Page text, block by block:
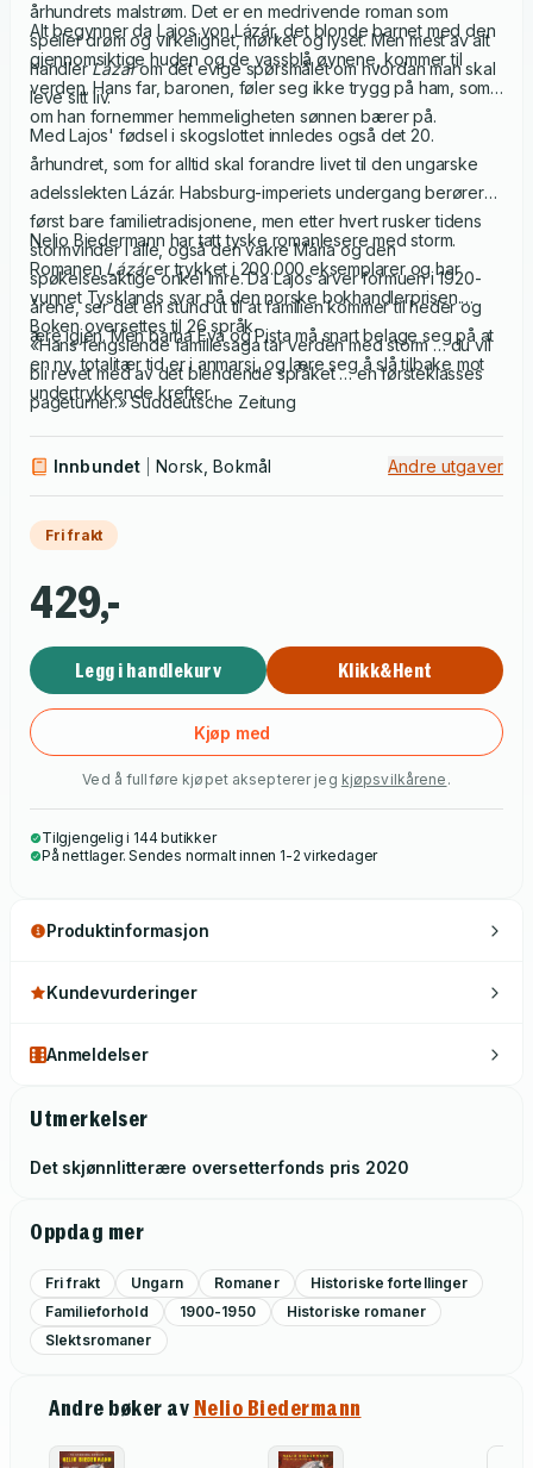
århundrets malstrøm. Det er en medrivende roman som
speiler drøm og virkelighet, mørket og lyset. Men mest av alt
handlerLázárom det evige spørsmålet om hvordan man skal
leve sitt liv.
Alt begynner da Lajos von Lázár, det blonde barnet med den
gjennomsiktige huden og de vassblå øynene, kommer til
verden. Hans far, baronen, føler seg ikke trygg på ham, som
om han fornemmer hemmeligheten sønnen bærer på.
Med Lajos' fødsel i skogslottet innledes også det 20.
århundret, som for alltid skal forandre livet til den ungarske
adelsslekten Lázár. Habsburg-imperiets undergang berører
først bare familietradisjonene, men etter hvert rusker tidens
stormvinder i alle, også den vakre Mária og den
spøkelsesaktige onkel Imre. Da Lajos arver formuen i 1920-
årene, ser det en stund ut til at familien kommer til heder og
ære igjen. Men barna Eva og Pista må snart belage seg på at
en ny, totalitær tid er i anmarsj, og lære seg å slå tilbake mot
undertrykkende krefter.
Nelio Biedermann har tatt tyske romanlesere med storm.
Romanen Lázárer trykket i 200.000 eksemplarer og har
vunnet Tysklands svar på den norske bokhandlerprisen.
Boken oversettes til 26 språk.
«Hans fengslende familiesaga tar verden med storm … du vil
bli revet med av det blendende språket … en førsteklasses
pageturner.» Süddeutsche Zeitung
Innbundet Norsk, Bokmål Andre utgaver
Fri frakt
429,-
Legg i handlekurv Klikk&Hent
Kjøp med
Ved å fullføre kjøpet aksepterer jeg kjøpsvilkårene .
Tilgjengelig i 144 butikker
På nettlager. Sendes normalt innen 1-2 virkedager
Produktinformasjon
Kundevurderinger
Anmeldelser
Utmerkelser
Det skjønnlitterære oversetterfonds pris 2020
Oppdag mer
Fri frakt Ungarn Romaner
Historiske fortellinger
Familieforhold
1900-1950
Historiske romaner
Slektsromaner
Andre bøker av Nelio Biedermann